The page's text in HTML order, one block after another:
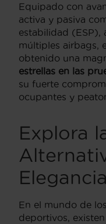
Equipado con
activa y pasiva
estabilidad (ESP),
múltiples airbags,
obtenido una
estrellas en las
su fuerte
ocupantes y
Explora
En el mundo de
deportivos,